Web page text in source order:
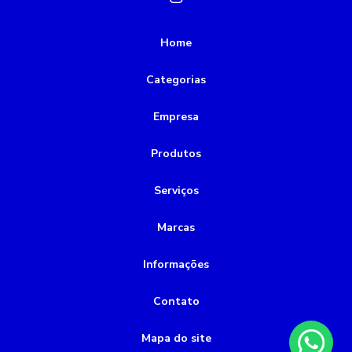
Rebobinamento de motores
bomba de incêndio a combustão
bomba de incêndio a diesel
bomba de incêndio preço
bombas submersas para poços artesianos
Home
Categorias
Empresa
Produtos
Serviços
Marcas
Informações
Contato
Mapa do site